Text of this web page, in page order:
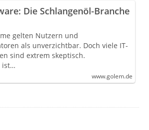
Die Schlangenöl-Branche
gelten Nutzern und
als unverzichtbar. Doch viele IT-
sind extrem skeptisch.
ist…
www.golem.de